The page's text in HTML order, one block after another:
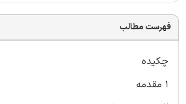
فهرست مطالب
چکیده
۱ مقدمه